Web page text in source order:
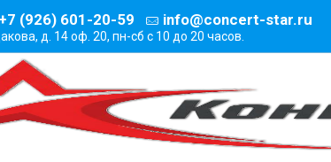
+7 (926) 601-20-59 info@concert-star.ru
д. 14 оф. 20, пн-сб с 10 до 20 часов.